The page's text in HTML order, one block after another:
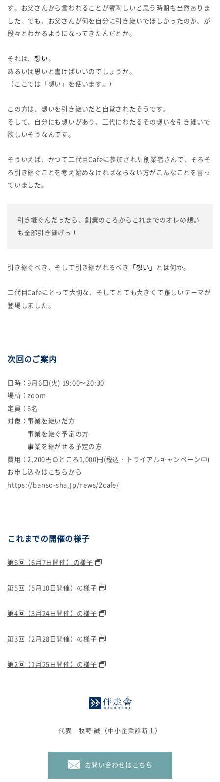
す。お父さんから言われることが鬱陶しいと思う時期も当然ありま
した。でも、お父さんが何を自分に引き継いでほしかったのか、が
段々とわかるようになってきたんだとか。
それは、想い。
あるいは思いと書けばいいのでしょうか。
（ここでは「想い」を使います。）
この方は、想いを引き継いだと自覚されたそうです。
そして、自分にも想いがあり、三代にわたるその想いを引き継いで
欲しいそうなんです。
そういえば、かつて二代目Cafeに参加された創業者さんで、そろそ
ろ引き継ぐことを考え始めなければならない方がこんなことを言っ
ていました。
引き継ぐんだったら、創業のころからこれまでのオレの想い
も全部引き継げっ！
引き継ぐべき、そして引き継がれるべき 「想い」 とは何か。
二代目Cafeにとって大切な、そしてとても大きくて難しいテーマが
登場しました。
次回のご案内
日時：9月6日(火) 19:00〜20:30
場所：zoom
定員：6名
対象：事業を継いだ方
事業を継ぐ予定の方
事業を継がせる予定の方
費用：2,200円のところ1,000円(税込・トライアルキャンペーン中)
お申し込みはこちらから
https://banso-sha.jp/news/2cafe/
これまでの開催の様子
第6回（6月7日開催）の様子
第5回（5月10日開催）の様子
第4回（3月24日開催）の様子
第3回（2月28日開催）の様子
第2回（1月25日開催）の様子
代表 牧野 誠（中小企業診断士）
お問い合わせはこちら